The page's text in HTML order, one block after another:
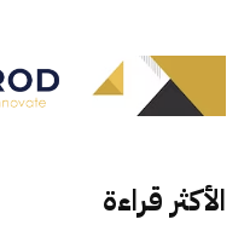
الأكثر قراءة